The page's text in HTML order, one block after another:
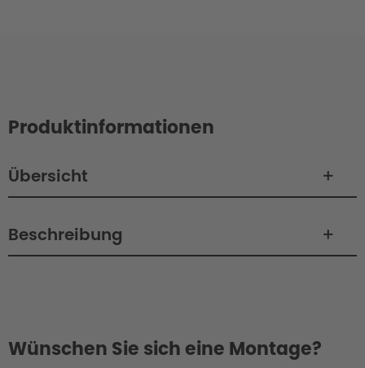
Produktinformationen
Übersicht
Beschreibung
Wünschen Sie sich eine Montage?